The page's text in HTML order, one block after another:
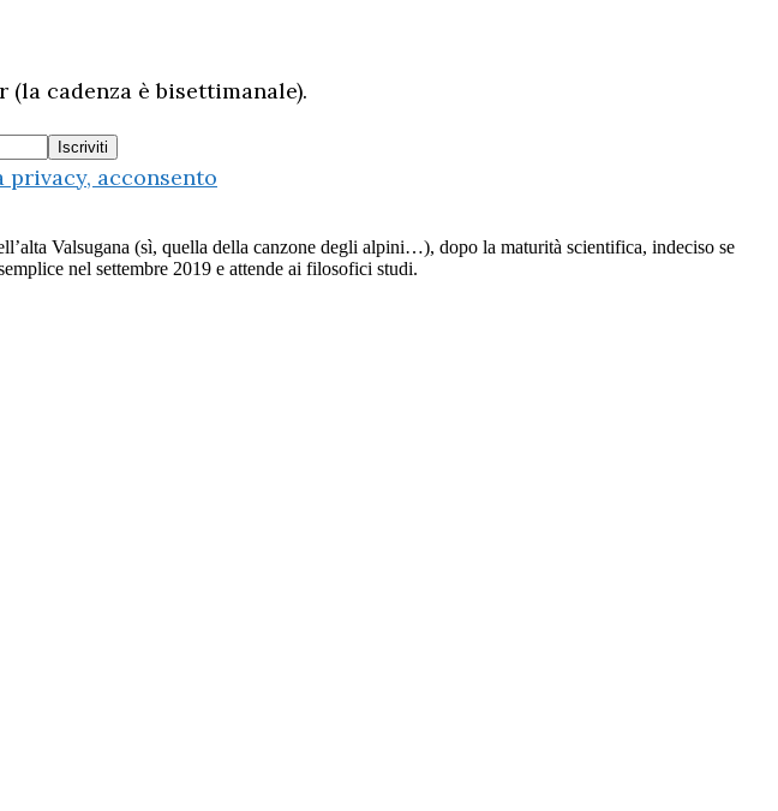
cadenza è bisettimanale).
acconsento
Valsugana (sì, quella della canzone degli alpini…), dopo la maturità scientifica, indeciso se
nel settembre 2019 e attende ai filosofici studi.